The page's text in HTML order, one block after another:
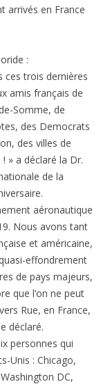
arrivés en France
:
ces trois dernières
amis français de
Somme, de
des Democrats
des villes de
» a déclaré la Dr.
de la
aéronautique
Nous avons tant
et américaine,
effondrement
de pays majeurs,
que l’on ne peut
Rue, en France,
déclaré.
personnes qui
Unis : Chicago,
DC,